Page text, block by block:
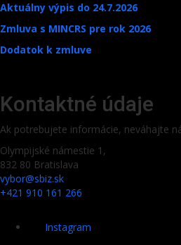
Aktuálny výpis do 24.7.2026
Zmluva s MINCRS pre rok 2026
Dodatok k zmluve
Kontaktné údaje
Ak potrebujete informácie, neváhajte
Olympijské námestie 1,
832 80 Bratislava
vybor@sbiz.sk
+421 910 161 266
Instagram